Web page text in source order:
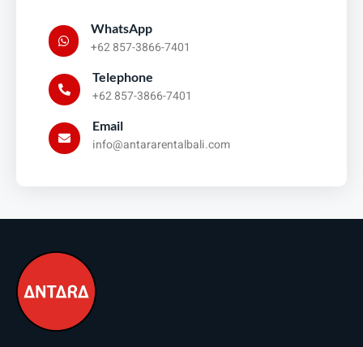
WhatsApp
+62 857-3866-7401
Telephone
+62 857-3866-7401
Email
info@antararentalbali.com